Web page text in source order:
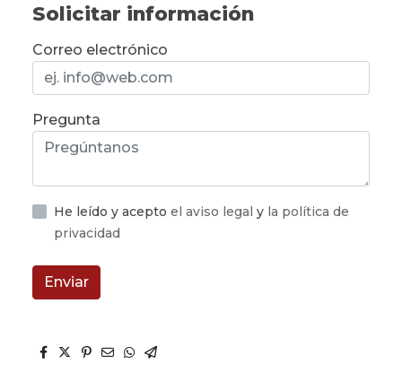
Solicitar información
Correo electrónico
Pregunta
He leído y acepto el aviso legal y la política de
privacidad
Enviar